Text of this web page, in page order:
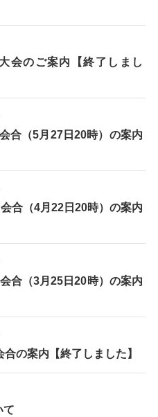
会のご案内【終了しまし
合（5月27日20時）の案内
合（4月22日20時）の案内
合（3月25日20時）の案内
の案内【終了しました】
て